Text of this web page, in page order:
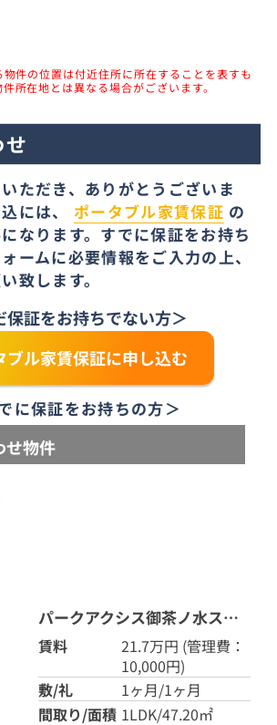
件の位置は付近住所に所在することを表すも
所在地とは異なる場合がございます。
ただき、ありがとうございま
には、 ポータブル家賃保証 の
なります。すでに保証をお持ち
ームに必要情報をご入力の上、
致します。
保証をお持ちでない方＞
ブル家賃保証に申し込む
に保証をお持ちの方＞
せ物件
パークアクシス御茶ノ水ステージ 201
賃料 21.7万円 (管理費：
10,000円)
敷/礼
1ヶ月/1ヶ月
間取り/面積 1LDK/47.20㎡